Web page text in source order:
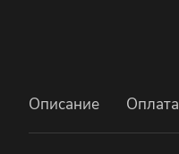
Описание Оплата